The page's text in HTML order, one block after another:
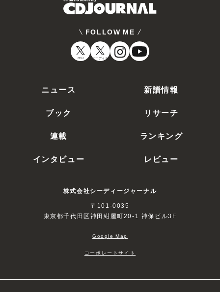
FOLLOW ME
CDJ オーディオ
ニュース
新譜情報
ブック
リサーチ
連載
ランキング
インタビュー
レビュー
株式会社シーディージャーナル
〒101-0035
東京都千代田区神田紺屋町20-1 神保ビル3F
Google Map
コーポレートサイト